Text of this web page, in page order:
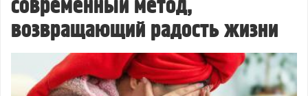
современный метод,
возвращающий радость жизни